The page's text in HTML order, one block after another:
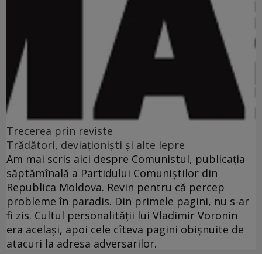
Trecerea prin reviste
Trădători, deviaţionişti şi alte lepre
Am mai scris aici despre Comunistul, publicaţia
săptămînală a Partidului Comuniştilor din
Republica Moldova. Revin pentru că percep
probleme în paradis. Din primele pagini, nu s-ar
fi zis. Cultul personalităţii lui Vladimir Voronin
era acelaşi, apoi cele cîteva pagini obişnuite de
atacuri la adresa adversarilor.